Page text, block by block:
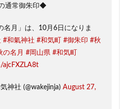
通常御朱印◆
名月」は、10月6日になりま
#和氣神社 #和気町 #御朱印 #秋
の名月 #岡山県 #和気町
ajcFXZLA8t
神社 (@wakejinja) August 27,